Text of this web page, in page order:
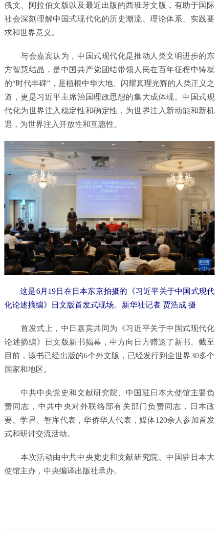
俄文、阿拉伯文版以及最近出版的西班牙文版，有助于国际
社会深刻理解中国式现代化的历史潮流、理论体系、实践要
求和世界意义。
与会嘉宾认为，中国式现代化是推动人类文明进步的东
方智慧结晶，是中国共产党团结带领人民在百年征程中铸就
的“时代丰碑”，是植根中华大地、闪耀真理光辉的人类正义之
道，更是习近平主席治国理政思想的集大成体现。中国式现
代化为世界注入稳定性和确定性，为世界注入新动能和新机
遇，为世界注入开放性和互惠性。
这是6月19日在日本东京拍摄的《习近平关于中国式现代
化论述摘编》日文版首发式现场。新华社记者 贾浩成 摄
首发式上，中日嘉宾共同为《习近平关于中国式现代化
论述摘编》日文版新书揭幕，中方向日方赠送了新书。截至
目前，该书已经出版的6个外文版，已经发行到全世界30多个
国家和地区。
中共中央党史和文献研究院、中国驻日本大使馆主要负
责同志，中共中央对外联络部有关部门负责同志，日本政
要、学界、智库代表，华侨华人代表，媒体120余人参加首发
式和研讨交流活动。
本次活动由中共中央党史和文献研究院、中国驻日本大
使馆主办，中央编译出版社承办。